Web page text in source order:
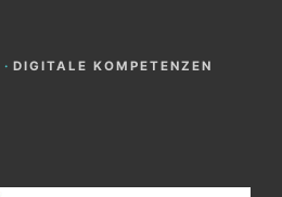
· DIGITALE KOMPETENZEN